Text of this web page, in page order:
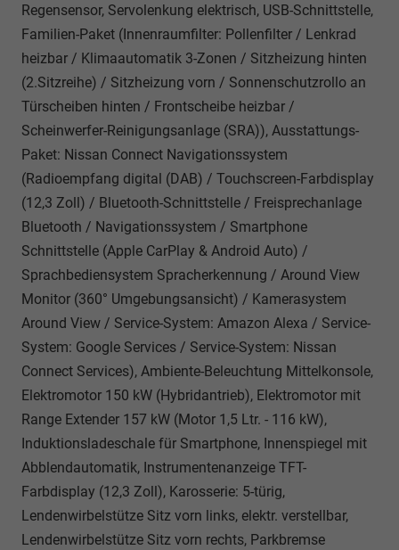
Regensensor, Servolenkung elektrisch, USB-Schnittstelle,
Familien-Paket (Innenraumfilter: Pollenfilter / Lenkrad
heizbar / Klimaautomatik 3-Zonen / Sitzheizung hinten
(2.Sitzreihe) / Sitzheizung vorn / Sonnenschutzrollo an
Türscheiben hinten / Frontscheibe heizbar /
Scheinwerfer-Reinigungsanlage (SRA)), Ausstattungs-
Paket: Nissan Connect Navigationssystem
(Radioempfang digital (DAB) / Touchscreen-Farbdisplay
(12,3 Zoll) / Bluetooth-Schnittstelle / Freisprechanlage
Bluetooth / Navigationssystem / Smartphone
Schnittstelle (Apple CarPlay & Android Auto) /
Sprachbediensystem Spracherkennung / Around View
Monitor (360° Umgebungsansicht) / Kamerasystem
Around View / Service-System: Amazon Alexa / Service-
System: Google Services / Service-System: Nissan
Connect Services), Ambiente-Beleuchtung Mittelkonsole,
Elektromotor 150 kW (Hybridantrieb), Elektromotor mit
Range Extender 157 kW (Motor 1,5 Ltr. - 116 kW),
Induktionsladeschale für Smartphone, Innenspiegel mit
Abblendautomatik, Instrumentenanzeige TFT-
Farbdisplay (12,3 Zoll), Karosserie: 5-türig,
Lendenwirbelstütze Sitz vorn links, elektr. verstellbar,
Lendenwirbelstütze Sitz vorn rechts, Parkbremse